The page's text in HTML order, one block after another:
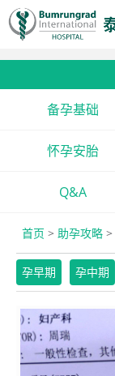
备孕基础
怀孕安胎
Q&A
首页 > 助孕攻略 >
孕早期 孕中期